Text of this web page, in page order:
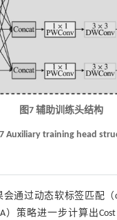
图7 辅助训练头结构
Auxiliary training head
会通过动态软标签匹配（
）策略进一步计算出